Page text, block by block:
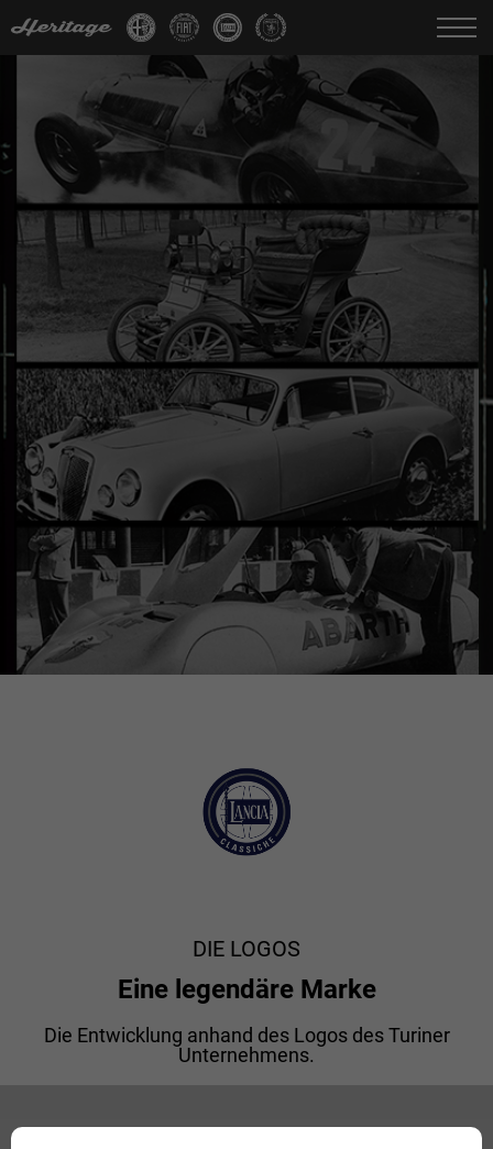
Change language: IT DE
DIE LOGOS
Eine legendäre Marke
Die Entwicklung anhand des Logos des Turiner
Unternehmens.